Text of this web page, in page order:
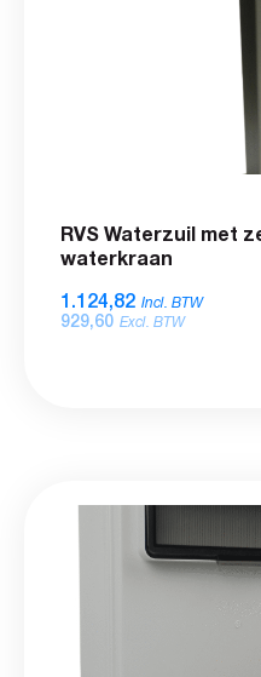
RVS Waterzuil met
waterkraan
1.124,82 Incl. BTW
929,60 Excl. BTW